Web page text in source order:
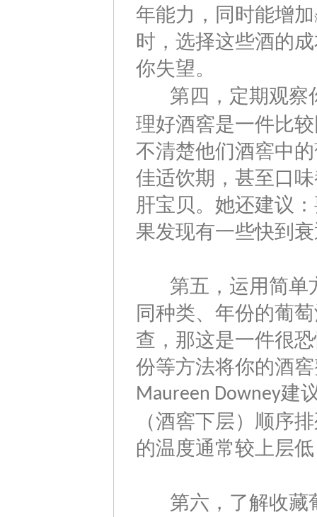
年能力，同时能增加
时，选择这些酒的
你失望。
第四，定期观察
理好酒窖是一件比
不清楚他们酒窖中
佳适饮期，甚至口
肝宝贝。她还建议
果发现有一些快到
第五，运用简单
同种类、年份的葡
查，那这是一件很
份等方法将你的酒
Maureen Downey建
（酒窖下层）顺序
的温度通常较上层
第六，了解收藏